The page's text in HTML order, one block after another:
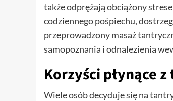
także odprężają obciążony
codziennego pośpiechu,
przeprowadzony masaż
samopoznania i odnalezienia
Korzyści płynące
Wiele osób decyduje się na